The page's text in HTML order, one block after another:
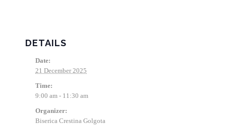
DETAILS
Date:
21 December 2025
Time:
9:00 am - 11:30 am
Organizer:
Biserica Crestina Golgota